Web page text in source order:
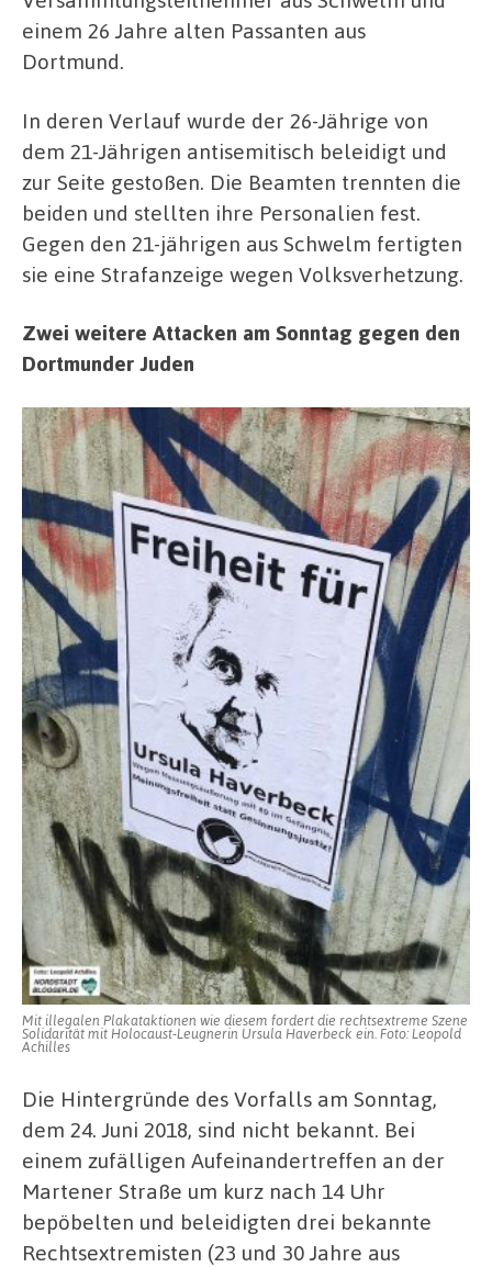
einem 26 Jahre alten Passanten aus
Dortmund.
In deren Verlauf wurde der 26-Jährige von
dem 21-Jährigen antisemitisch beleidigt und
zur Seite gestoßen. Die Beamten trennten die
beiden und stellten ihre Personalien fest.
Gegen den 21-jährigen aus Schwelm fertigten
sie eine Strafanzeige wegen Volksverhetzung.
Zwei weitere Attacken am Sonntag gegen den
Dortmunder Juden
Mit illegalen Plakataktionen wie diesem fordert die rechtsextreme Szene
Solidarität mit Holocaust-Leugnerin Ursula Haverbeck ein. Foto: Leopold
Achilles
Die Hintergründe des Vorfalls am Sonntag,
dem 24. Juni 2018, sind nicht bekannt. Bei
einem zufälligen Aufeinandertreffen an der
Martener Straße um kurz nach 14 Uhr
bepöbelten und beleidigten drei bekannte
Rechtsextremisten (23 und 30 Jahre aus